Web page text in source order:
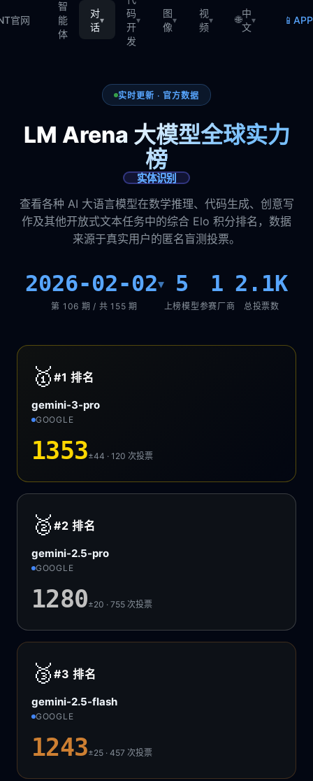
官网
智
能
体
对
话
▾
码
开
发
▾
图
像
▾
视
频
▾ 🌐
中
文
▾ 📱
实时更新 · 官方数据
LM Arena 大模型全球实力
榜
实体识别
查看各种 AI 大语言模型在数学推理、代码生成、创意写
作及其他开放式文本任务中的综合 Elo 积分排名，数据
来源于真实用户的匿名盲测投票。
2026-02-02▾
第 106 期 / 共 155 期
5
上榜模型
1
参赛厂商
2.1K
总投票数
🥇 #1排名
gemini-3-pro
GOOGLE
1353±44 · 120次投票
🥈 #2排名
gemini-2.5-pro
GOOGLE
1280±20 · 755次投票
🥉 #3排名
gemini-2.5-flash
GOOGLE
1243±25 · 457次投票